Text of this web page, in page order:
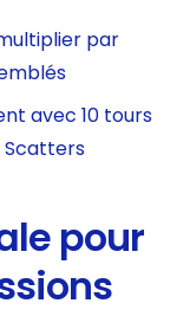
par
avec 10 tours
Scatters
pour